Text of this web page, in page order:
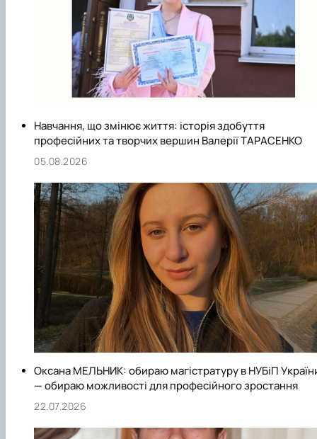
клуб»
Науковий гурток «Філософські проблеми
міжособистісної та міжгрупової комунікаці…
Науковий гурток «Історія держави і права
України»
Навчання, що змінює життя: історія здобуття
професійних та творчих вершин Валерії ТАРАСЕНКО
05.08.2026
Оксана МЕЛЬНИК: обираю магістратуру в НУБіП
— обираю можливості для професійного зростання
22.07.2026